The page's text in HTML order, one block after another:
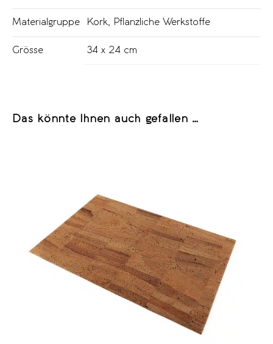
Materialgruppe Kork, Pflanzliche Werkstoffe
Grösse 34 x 24 cm
Das könnte Ihnen auch gefallen …